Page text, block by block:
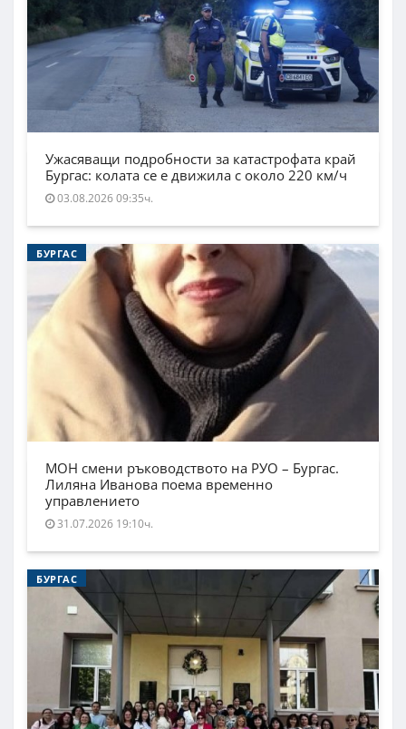
Ужасяващи подробности за катастрофата край
Бургас: колата се е движила с около 220 км/ч
03.08.2026 09:35ч.
БУРГАС
МОН смени ръководството на РУО – Бургас.
Лиляна Иванова поема временно
управлението
31.07.2026 19:10ч.
БУРГАС